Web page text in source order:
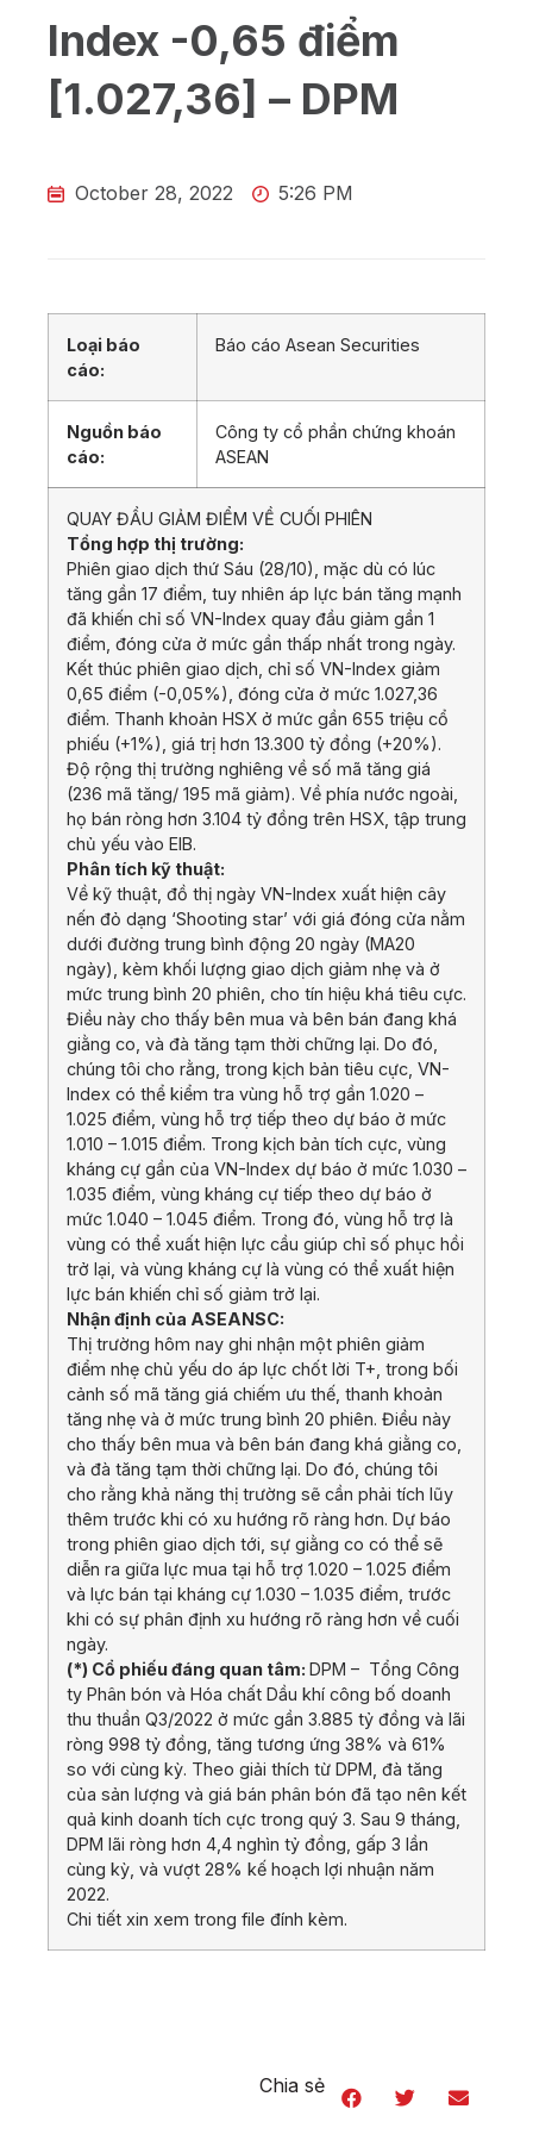
Index -0,65 điểm
[1.027,36] – DPM
October 28, 2022 5:26 PM
Loại báo
cáo:
Báo cáo Asean Securities
Nguồn báo
cáo:
Công ty cổ phần chứng khoán
ASEAN
QUAY ĐẦU GIẢM ĐIỂM VỀ CUỐI PHIÊN
Tổng hợp thị trường:
Phiên giao dịch thứ Sáu (28/10), mặc dù có lúc
tăng gần 17 điểm, tuy nhiên áp lực bán tăng mạnh
đã khiến chỉ số VN-Index quay đầu giảm gần 1
điểm, đóng cửa ở mức gần thấp nhất trong ngày.
Kết thúc phiên giao dịch, chỉ số VN-Index giảm
0,65 điểm (-0,05%), đóng cửa ở mức 1.027,36
điểm. Thanh khoản HSX ở mức gần 655 triệu cổ
phiếu (+1%), giá trị hơn 13.300 tỷ đồng (+20%).
Độ rộng thị trường nghiêng về số mã tăng giá
(236 mã tăng/ 195 mã giảm). Về phía nước ngoài,
họ bán ròng hơn 3.104 tỷ đồng trên HSX, tập trung
chủ yếu vào EIB.
Phân tích kỹ thuật:
Về kỹ thuật, đồ thị ngày VN-Index xuất hiện cây
nến đỏ dạng ‘Shooting star’ với giá đóng cửa nằm
dưới đường trung bình động 20 ngày (MA20
ngày), kèm khối lượng giao dịch giảm nhẹ và ở
mức trung bình 20 phiên, cho tín hiệu khá tiêu cực.
Điều này cho thấy bên mua và bên bán đang khá
giằng co, và đà tăng tạm thời chững lại. Do đó,
chúng tôi cho rằng, trong kịch bản tiêu cực, VN-
Index có thể kiểm tra vùng hỗ trợ gần 1.020 –
1.025 điểm, vùng hỗ trợ tiếp theo dự báo ở mức
1.010 – 1.015 điểm. Trong kịch bản tích cực, vùng
kháng cự gần của VN-Index dự báo ở mức 1.030 –
1.035 điểm, vùng kháng cự tiếp theo dự báo ở
mức 1.040 – 1.045 điểm. Trong đó, vùng hỗ trợ là
vùng có thể xuất hiện lực cầu giúp chỉ số phục hồi
trở lại, và vùng kháng cự là vùng có thể xuất hiện
lực bán khiến chỉ số giảm trở lại.
Nhận định của ASEANSC:
Thị trường hôm nay ghi nhận một phiên giảm
điểm nhẹ chủ yếu do áp lực chốt lời T+, trong bối
cảnh số mã tăng giá chiếm ưu thế, thanh khoản
tăng nhẹ và ở mức trung bình 20 phiên. Điều này
cho thấy bên mua và bên bán đang khá giằng co,
và đà tăng tạm thời chững lại. Do đó, chúng tôi
cho rằng khả năng thị trường sẽ cần phải tích lũy
thêm trước khi có xu hướng rõ ràng hơn. Dự báo
trong phiên giao dịch tới, sự giằng co có thể sẽ
diễn ra giữa lực mua tại hỗ trợ 1.020 – 1.025 điểm
và lực bán tại kháng cự 1.030 – 1.035 điểm, trước
khi có sự phân định xu hướng rõ ràng hơn về cuối
ngày.
(*) Cổ phiếu đáng quan tâm: DPM – Tổng Công
ty Phân bón và Hóa chất Dầu khí công bố doanh
thu thuần Q3/2022 ở mức gần 3.885 tỷ đồng và lãi
ròng 998 tỷ đồng, tăng tương ứng 38% và 61%
so với cùng kỳ. Theo giải thích từ DPM, đà tăng
của sản lượng và giá bán phân bón đã tạo nên kết
quả kinh doanh tích cực trong quý 3. Sau 9 tháng,
DPM lãi ròng hơn 4,4 nghìn tỷ đồng, gấp 3 lần
cùng kỳ, và vượt 28% kế hoạch lợi nhuận năm
2022.
Chi tiết xin xem trong file đính kèm.
Chia sẻ